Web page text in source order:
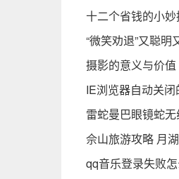
十二个省钱的小
“微笑劝退”又聪
摄影的意义与价
IE浏览器自动关
雷蛇曼巴眼镜蛇
佘山旅游攻略 月
qq音乐登录失败